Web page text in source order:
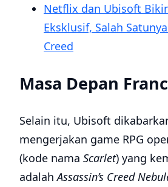
Netflix dan Ubisoft
Eksklusif, Salah Satunya
Creed
Masa Depan
Selain itu, Ubisoft
mengerjakan game RPG
(kode nama Scarlet) yang
adalahAssassin’s Creed